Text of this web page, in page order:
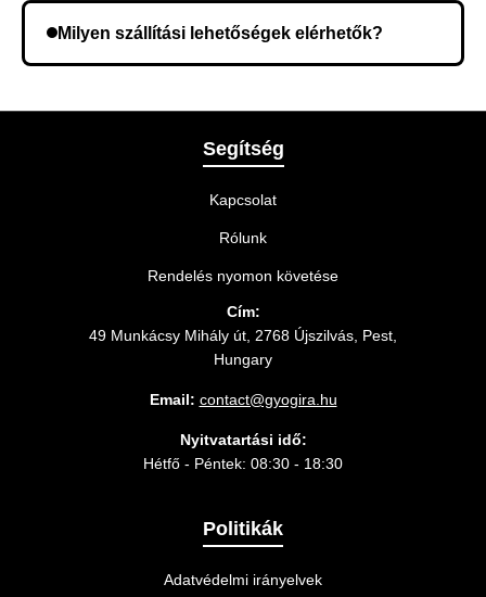
meg a rendelést.
Milyen szállítási lehetőségek elérhetők?
legmegfelelőbb szállítási módot.
Segítség
Kapcsolat
Rólunk
Rendelés nyomon követése
Cím:
49 Munkácsy Mihály út, 2768 Újszilvás, Pest,
Hungary
Email: contact@gyogira.hu
Nyitvatartási idő:
Hétfő - Péntek: 08:30 - 18:30
Politikák
Adatvédelmi irányelvek